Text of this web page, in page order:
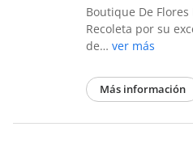
Boutique De
Recoleta por su
de… ver más
Más información